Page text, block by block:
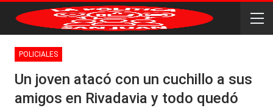
POLICIALES
Un joven atacó con un cuchillo a sus
amigos en Rivadavia y todo quedó